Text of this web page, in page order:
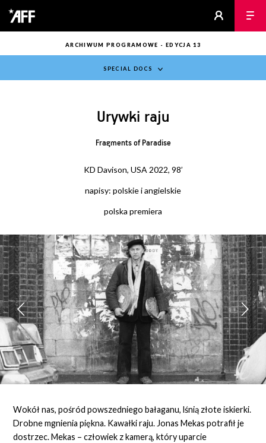
ARCHIWUM PROGRAMOWE - EDYCJA 13
SPECIAL DOCS
Urywki raju
Fragments of Paradise
KD Davison, USA 2022, 98’
napisy: polskie i angielskie
polska premiera
Wokół nas, pośród powszedniego bałaganu, lśnią złote iskierki.
Drobne mgnienia piękna. Kawałki raju. Jonas Mekas potrafił je
dostrzec. Mekas – człowiek z kamerą, który uparcie